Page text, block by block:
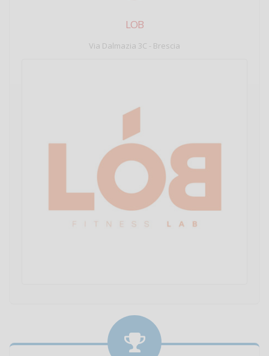
LOB
Via Dalmazia 3C - Brescia